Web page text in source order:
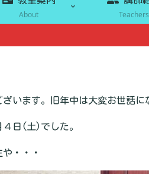
About Teachers
います。旧年中は大変お世話に
日(土)でした。
・・・